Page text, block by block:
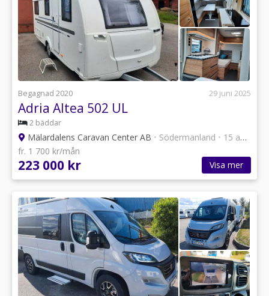
Begagnad 2020 29 juni 2025
Adria Altea 502 UL
2 bäddar
Mälardalens Caravan Center AB • Södermanland • 15 annonser
fr. 1 700 kr/mån
223 000 kr Visa mer